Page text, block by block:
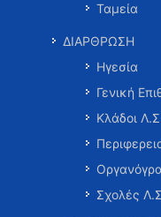
Ταμεία
ΔΙΑΡΘΡΩΣΗ
Ηγεσία
Γενική
Κλάδοι
Σχολές